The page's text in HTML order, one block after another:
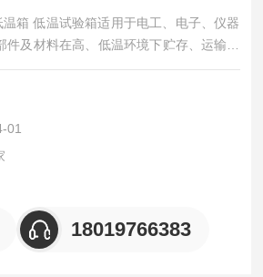
箱 低温试验箱适用于电工、电子、仪器
及材料在高、低温环境下贮存、运输、
01
18019766383